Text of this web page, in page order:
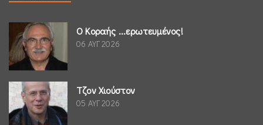
Ο Κοραής ...ερωτευμένος!
06 ΑΥΓ 2026
Τζον Χιούστον
05 ΑΥΓ 2026